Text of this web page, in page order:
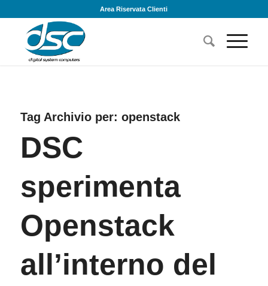
Area Riservata Clienti
Tag Archivio per: openstack
DSC
sperimenta
Openstack
all’interno del